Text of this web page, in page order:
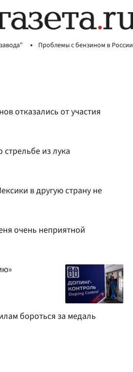
Проблемы с бензином в России
отказались от участия
из лука
в другую страну не
очень неприятной
бороться за медаль